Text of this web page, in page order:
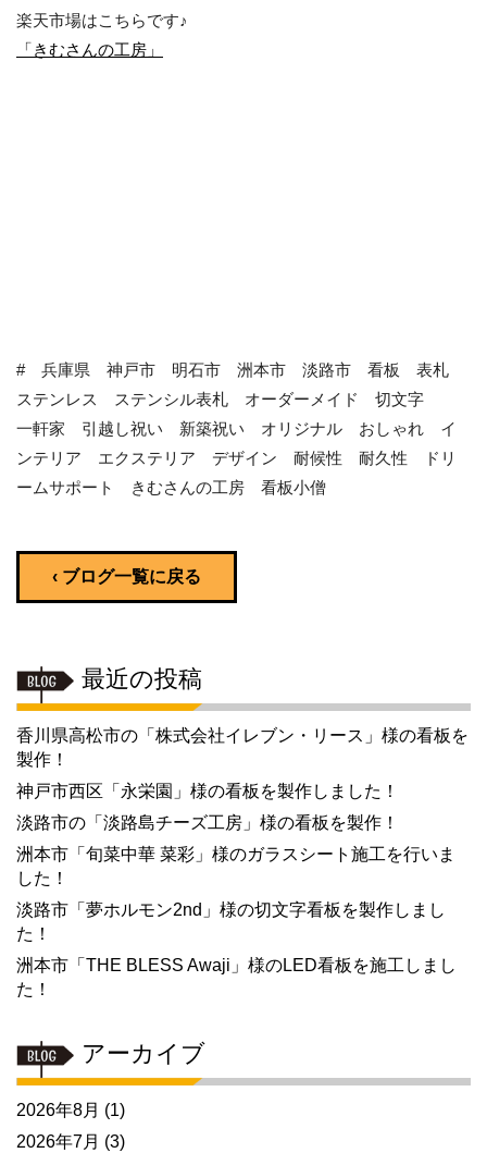
楽天市場はこちらです♪
「きむさんの工房」
# 兵庫県 神戸市 明石市 洲本市 淡路市 看板 表札
ステンレス ステンシル表札 オーダーメイド 切文字
一軒家 引越し祝い 新築祝い オリジナル おしゃれ イ
ンテリア エクステリア デザイン 耐候性 耐久性 ドリ
ームサポート きむさんの工房 看板小僧
‹ ブログ一覧に戻る
最近の投稿
香川県高松市の「株式会社イレブン・リース」様の看板を
製作！
神戸市西区「永栄園」様の看板を製作しました！
淡路市の「淡路島チーズ工房」様の看板を製作！
洲本市「旬菜中華 菜彩」様のガラスシート施工を行いま
した！
淡路市「夢ホルモン2nd」様の切文字看板を製作しまし
た！
洲本市「THE BLESS Awaji」様のLED看板を施工しまし
た！
アーカイブ
2026年8月 (1)
2026年7月 (3)